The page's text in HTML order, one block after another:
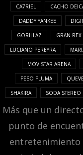
CA7RIEL CACHO
DADDY YANKEE
GORILLAZ GRAN REX
LUCIANO PEREYRA
MOVISTAR ARENA
PESO PLUMA
SHAKIRA SODA STEREO
Más que un
punto de
entretenimiento